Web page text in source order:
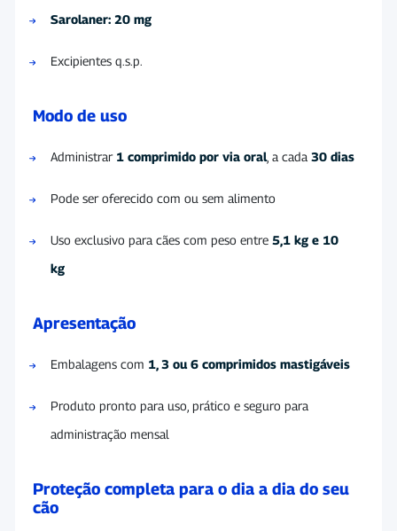
Sarolaner: 20 mg
Excipientes q.s.p.
Modo de uso
Administrar 1 comprimido por via oral, a cada 30 dias
Pode ser oferecido com ou sem alimento
Uso exclusivo para cães com peso entre 5,1 kg e 10
kg
Apresentação
Embalagens com 1, 3 ou 6 comprimidos mastigáveis
Produto pronto para uso, prático e seguro para
administração mensal
Proteção completa para o dia a dia do seu
cão